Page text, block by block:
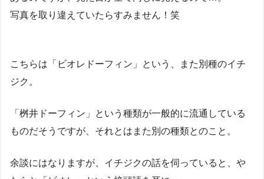
写真を取り違えていたらすみません！笑
こちらは「ビオレドーフィン」という、また別種のイチ
ジク。
「桝井ドーフィン」という種類が一般的に流通している
ものだそうですが、それとはまた別の種類とのこと。
余談にはなりますが、イチジクの話を伺っていると、や